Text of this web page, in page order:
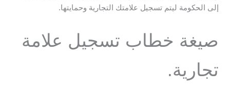
إلى الحكومة ليتم تسجيل علامتك التجارية وحمايتها.
صيغة خطاب تسجيل علامة
تجارية.